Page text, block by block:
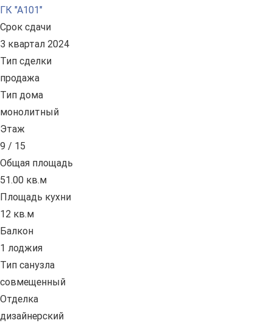
ГК "А101"
Срок сдачи
3 квартал 2024
Тип сделки
продажа
Тип дома
монолитный
Этаж
9 / 15
Общая площадь
51.00 кв.м
Площадь кухни
12 кв.м
Балкон
1 лоджия
Тип санузла
совмещенный
Отделка
дизайнерский